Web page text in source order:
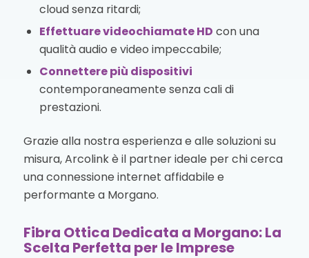
cloud senza ritardi;
Effettuare videochiamate HD con una
qualità audio e video impeccabile;
Connettere più dispositivi
contemporaneamente senza cali di
prestazioni.
Grazie alla nostra esperienza e alle soluzioni su
misura, Arcolink è il partner ideale per chi cerca
una connessione internet affidabile e
performante a Morgano.
Fibra Ottica Dedicata a Morgano: La
Scelta Perfetta per le Imprese